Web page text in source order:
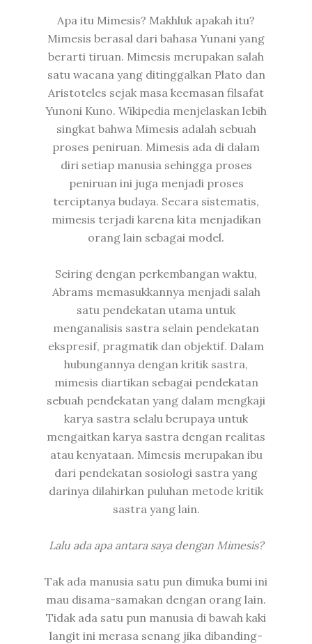
Apa itu Mimesis? Makhluk apakah itu?
Mimesis berasal dari bahasa Yunani yang
berarti tiruan. Mimesis merupakan salah
satu wacana yang ditinggalkan Plato dan
Aristoteles sejak masa keemasan filsafat
Yunoni Kuno. Wikipedia menjelaskan lebih
singkat bahwa Mimesis adalah sebuah
proses peniruan. Mimesis ada di dalam
diri setiap manusia sehingga proses
peniruan ini juga menjadi proses
terciptanya budaya. Secara sistematis,
mimesis terjadi karena kita menjadikan
orang lain sebagai model.
Seiring dengan perkembangan waktu,
Abrams memasukkannya menjadi salah
satu pendekatan utama untuk
menganalisis sastra selain pendekatan
ekspresif, pragmatik dan objektif. Dalam
hubungannya dengan kritik sastra,
mimesis diartikan sebagai pendekatan
sebuah pendekatan yang dalam mengkaji
karya sastra selalu berupaya untuk
mengaitkan karya sastra dengan realitas
atau kenyataan. Mimesis merupakan ibu
dari pendekatan sosiologi sastra yang
darinya dilahirkan puluhan metode kritik
sastra yang lain.
Lalu ada apa antara saya dengan Mimesis?
Tak ada manusia satu pun dimuka bumi ini
mau disama-samakan dengan orang lain.
Tidak ada satu pun manusia di bawah kaki
langit ini merasa senang jika dibanding-